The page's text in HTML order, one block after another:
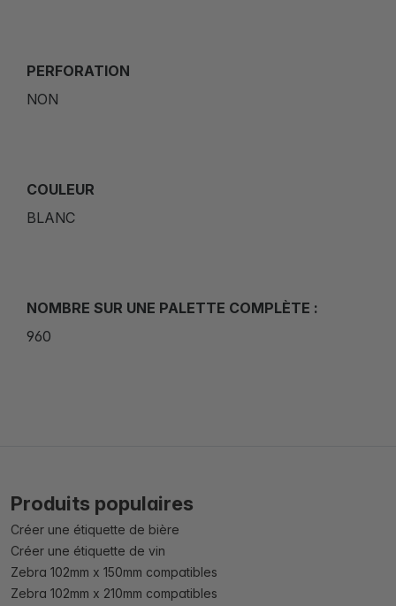
PERFORATION
NON
COULEUR
BLANC
NOMBRE SUR UNE PALETTE COMPLÈTE :
960
Produits populaires
Créer une étiquette de bière
Créer une étiquette de vin
Zebra 102mm x 150mm compatibles
Zebra 102mm x 210mm compatibles